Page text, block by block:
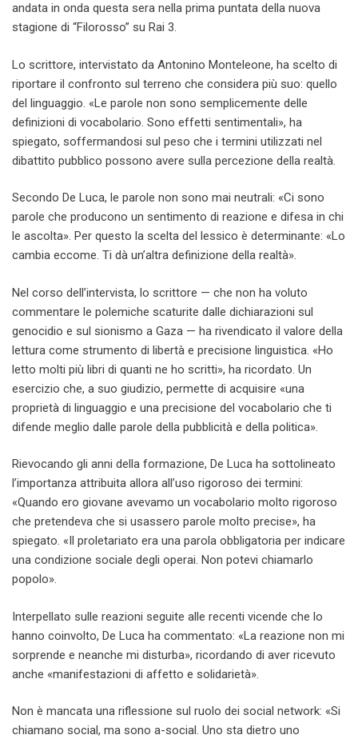
andata in onda questa sera nella prima puntata della nuova
stagione di “Filorosso” su Rai 3.
Lo scrittore, intervistato da Antonino Monteleone, ha scelto di
riportare il confronto sul terreno che considera più suo: quello
del linguaggio. «Le parole non sono semplicemente delle
definizioni di vocabolario. Sono effetti sentimentali», ha
spiegato, soffermandosi sul peso che i termini utilizzati nel
dibattito pubblico possono avere sulla percezione della realtà.
Secondo De Luca, le parole non sono mai neutrali: «Ci sono
parole che producono un sentimento di reazione e difesa in chi
le ascolta». Per questo la scelta del lessico è determinante: «Lo
cambia eccome. Ti dà un’altra definizione della realtà».
Nel corso dell’intervista, lo scrittore — che non ha voluto
commentare le polemiche scaturite dalle dichiarazioni sul
genocidio e sul sionismo a Gaza — ha rivendicato il valore della
lettura come strumento di libertà e precisione linguistica. «Ho
letto molti più libri di quanti ne ho scritti», ha ricordato. Un
esercizio che, a suo giudizio, permette di acquisire «una
proprietà di linguaggio e una precisione del vocabolario che ti
difende meglio dalle parole della pubblicità e della politica».
Rievocando gli anni della formazione, De Luca ha sottolineato
l’importanza attribuita allora all’uso rigoroso dei termini:
«Quando ero giovane avevamo un vocabolario molto rigoroso
che pretendeva che si usassero parole molto precise», ha
spiegato. «Il proletariato era una parola obbligatoria per indicare
una condizione sociale degli operai. Non potevi chiamarlo
popolo».
Interpellato sulle reazioni seguite alle recenti vicende che lo
hanno coinvolto, De Luca ha commentato: «La reazione non mi
sorprende e neanche mi disturba», ricordando di aver ricevuto
anche «manifestazioni di affetto e solidarietà».
Non è mancata una riflessione sul ruolo dei social network: «Si
chiamano social, ma sono a-social. Uno sta dietro uno